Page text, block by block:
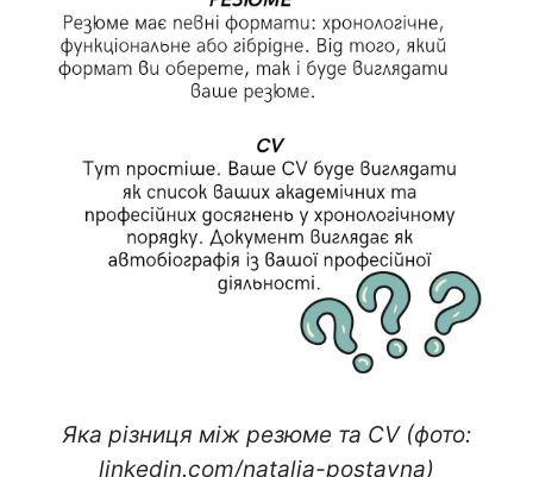
Яка різниця між резюме та CV (фото:
linkedin.com/natalia-postavna)